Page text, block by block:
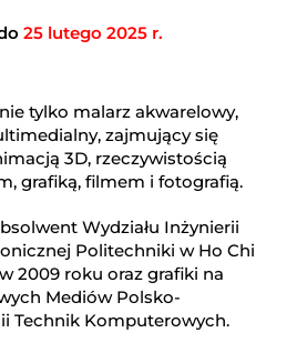
25 lutego 2025 r.
tylko malarz akwarelowy,
zajmujący się
3D, rzeczywistością
grafiką, filmem i fotografią.
Wydziału Inżynierii
Politechniki w Ho Chi
2009 roku oraz grafiki na
Mediów Polsko-
Technik Komputerowych.